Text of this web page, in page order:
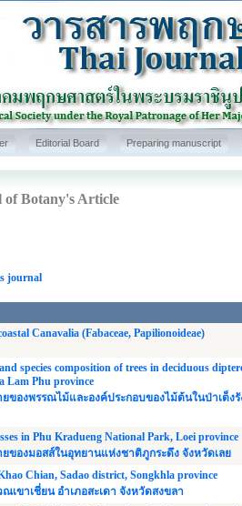
Editorial Board Preparing manuscript
Botany's Article
journal
Canavalia (Fabaceae, Papilionoideae)
species composition of trees in deciduous
Lam Phu province
ของพรรณไม้และองค์ประกอบของไม้ต้นในป่าเต็ง
in Phu Kradueng National Park, Loei province
ของมอสส์ในอุทยานแห่งชาติภูกระดึง จังหวัดเลย
Chian, Sadao district, Songkhla province
เขาเชี่ยน อำเภอสะเดา จังหวัดสงขลา